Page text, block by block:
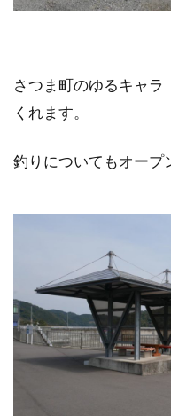
さつま町のゆるキャラ
くれます。
釣りについてもオープ